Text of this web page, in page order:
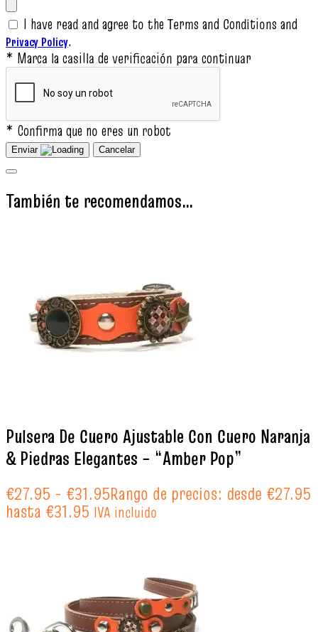
I have read and agree to the Terms and Conditions and
Privacy Policy.
* Marca la casilla de verificación para continuar
* Confirma que no eres un robot
Enviar Cancelar
También te recomendamos…
Pulsera De Cuero Ajustable Con Cuero Naranja
& Piedras Elegantes – “Amber Pop”
€27.95 - €31.95Rango de precios: desde €27.95
hasta €31.95 IVA incluido